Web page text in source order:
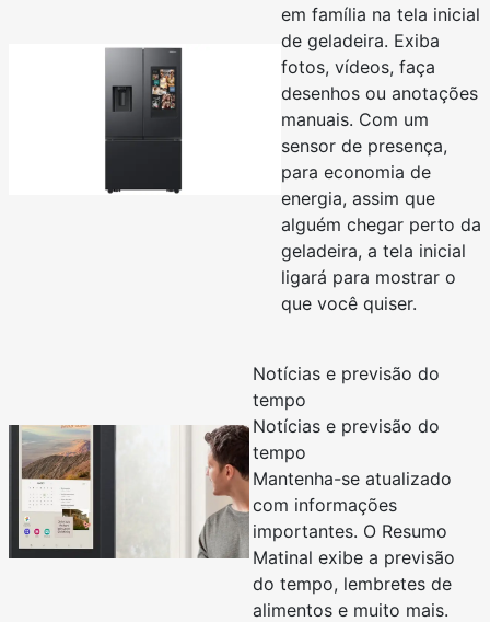
em família na tela inicial
de geladeira. Exiba
fotos, vídeos, faça
desenhos ou anotações
manuais. Com um
sensor de presença,
para economia de
energia, assim que
alguém chegar perto da
geladeira, a tela inicial
ligará para mostrar o
que você quiser.
Notícias e previsão do
tempo
Notícias e previsão do
tempo
Mantenha-se atualizado
com informações
importantes. O Resumo
Matinal exibe a previsão
do tempo, lembretes de
alimentos e muito mais.